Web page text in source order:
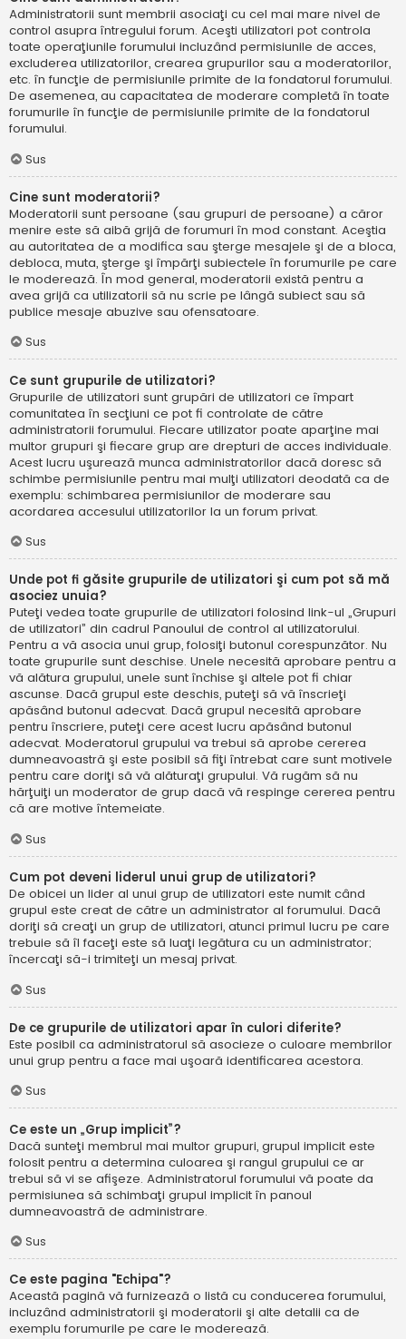
Administratorii sunt membrii asociaţi cu cel mai mare nivel de
control asupra întregului forum. Aceşti utilizatori pot controla
toate operaţiunile forumului incluzând permisiunile de acces,
excluderea utilizatorilor, crearea grupurilor sau a moderatorilor,
etc. în funcţie de permisiunile primite de la fondatorul forumului.
De asemenea, au capacitatea de moderare completă în toate
forumurile în funcţie de permisiunile primite de la fondatorul
forumului.
Sus
Cine sunt moderatorii?
Moderatorii sunt persoane (sau grupuri de persoane) a căror
menire este să aibă grijă de forumuri în mod constant. Aceştia
au autoritatea de a modifica sau şterge mesajele şi de a bloca,
debloca, muta, şterge şi împărţi subiectele în forumurile pe care
le moderează. În mod general, moderatorii există pentru a
avea grijă ca utilizatorii să nu scrie pe lângă subiect sau să
publice mesaje abuzive sau ofensatoare.
Sus
Ce sunt grupurile de utilizatori?
Grupurile de utilizatori sunt grupări de utilizatori ce împart
comunitatea în secţiuni ce pot fi controlate de către
administratorii forumului. Fiecare utilizator poate aparţine mai
multor grupuri şi fiecare grup are drepturi de acces individuale.
Acest lucru uşurează munca administratorilor dacă doresc să
schimbe permisiunile pentru mai mulţi utilizatori deodată ca de
exemplu: schimbarea permisiunilor de moderare sau
acordarea accesului utilizatorilor la un forum privat.
Sus
Unde pot fi găsite grupurile de utilizatori şi cum pot să mă
asociez unuia?
Puteţi vedea toate grupurile de utilizatori folosind link-ul „Grupuri
de utilizatori” din cadrul Panoului de control al utilizatorului.
Pentru a vă asocia unui grup, folosiţi butonul corespunzător. Nu
toate grupurile sunt deschise. Unele necesită aprobare pentru a
vă alătura grupului, unele sunt închise şi altele pot fi chiar
ascunse. Dacă grupul este deschis, puteţi să vă înscrieţi
apăsând butonul adecvat. Dacă grupul necesită aprobare
pentru înscriere, puteţi cere acest lucru apăsând butonul
adecvat. Moderatorul grupului va trebui să aprobe cererea
dumneavoastră şi este posibil să fiţi întrebat care sunt motivele
pentru care doriţi să vă alăturaţi grupului. Vă rugăm să nu
hărţuiţi un moderator de grup dacă vă respinge cererea pentru
că are motive întemeiate.
Sus
Cum pot deveni liderul unui grup de utilizatori?
De obicei un lider al unui grup de utilizatori este numit când
grupul este creat de către un administrator al forumului. Dacă
doriţi să creaţi un grup de utilizatori, atunci primul lucru pe care
trebuie să îl faceţi este să luaţi legătura cu un administrator;
încercaţi să-i trimiteţi un mesaj privat.
Sus
De ce grupurile de utilizatori apar în culori diferite?
Este posibil ca administratorul să asocieze o culoare membrilor
unui grup pentru a face mai uşoară identificarea acestora.
Sus
Ce este un „Grup implicit”?
Dacă sunteţi membrul mai multor grupuri, grupul implicit este
folosit pentru a determina culoarea şi rangul grupului ce ar
trebui să vi se afişeze. Administratorul forumului vă poate da
permisiunea să schimbaţi grupul implicit în panoul
dumneavoastră de administrare.
Sus
Ce este pagina "Echipa"?
Această pagină vă furnizează o listă cu conducerea forumului,
incluzând administratorii şi moderatorii şi alte detalii ca de
exemplu forumurile pe care le moderează.